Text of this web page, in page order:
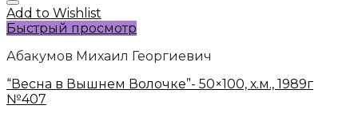
Add to Wishlist
Быстрый просмотр
Абакумов Михаил Георгиевич
“Весна в Вышнем Волочке”- 50×100, х.м., 1989г
№407